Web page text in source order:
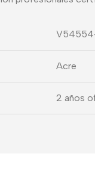
Acre
2 años